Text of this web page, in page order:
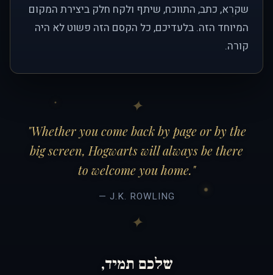
שקרא, כתב, התווכח, שיתף ולקח חלק ביצירת המקום
המיוחד הזה. בלעדיכם, כל הקסם הזה פשוט לא היה
קורה.
"Whether you come back by page or by the
big screen, Hogwarts will always be there
to welcome you home."
— J.K. ROWLING
שלכם תמיד,